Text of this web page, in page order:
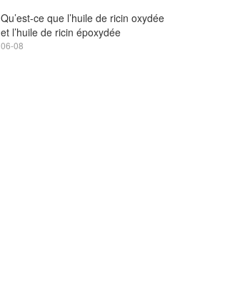
Qu’est-ce que l’huile de ricin oxydée
et l’huile de ricin époxydée
06-08